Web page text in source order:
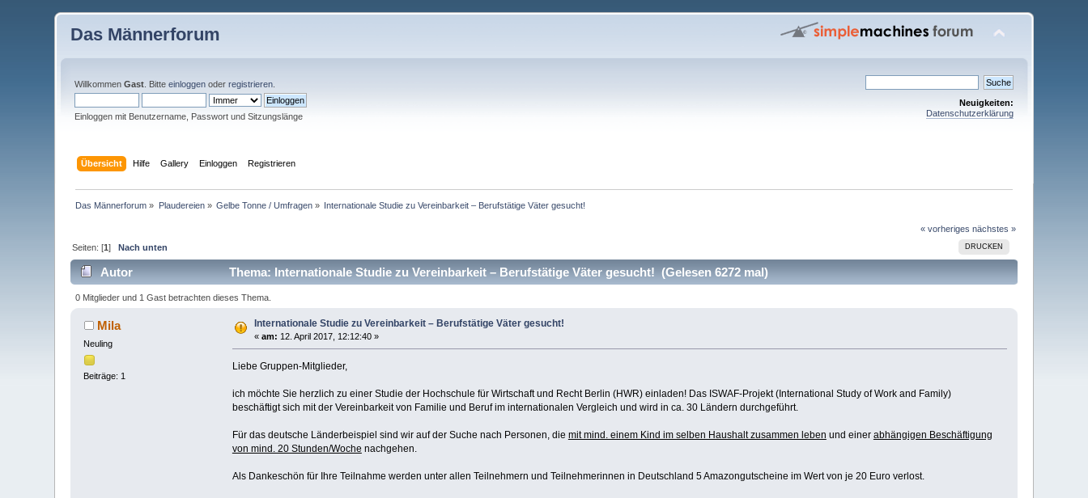
Das Männerforum
WillkommenGast . Bitteeinloggen oderregistrieren
Einloggen mit Benutzername, Passwort und Sitzungslänge
Neuigkeiten:
Datenschutzerklärung
Übersicht Hilfe Gallery Einloggen Registrieren
Das Männerforum » Plaudereien» Gelbe Tonne / Umfragen » Internationale Studie zu Vereinbarkeit – Berufstätige Väter gesucht!
« vorheriges nächstes »
DRUCKEN
Seiten: [1]Nach unten
Autor Thema: Internationale Studie zu Vereinbarkeit – Berufstätige Väter gesucht! (Gelesen 6272 mal)
0 Mitglieder und 1 Gast betrachten dieses Thema.
Mila
Neuling
Beiträge: 1
Internationale Studie zu Vereinbarkeit – Berufstätige Väter gesucht!
«am: 12. April 2017, 12:12:40 »
Liebe Gruppen-Mitglieder,
ich möchte Sie herzlich zu einer Studie der Hochschule für Wirtschaft und Recht Berlin (HWR) einladen! Das ISWAF-Projekt (International Study of Work and Family)
beschäftigt sich mit der Vereinbarkeit von Familie und Beruf im internationalen Vergleich und wird in ca. 30 Ländern durchgeführt.
Für das deutsche Länderbeispiel sind wir auf der Suche nach Personen, die mit mind. einem Kind im selben Haushalt zusammen leben und einer abhängigen Beschäftigung
von mind. 20 Stunden/Woche nachgehen.
Als Dankeschön für Ihre Teilnahme werden unter allen Teilnehmern und Teilnehmerinnen in Deutschland 5 Amazongutscheine im Wert von je 20 Euro verlost.